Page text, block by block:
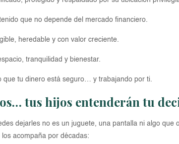
que no depende del mercado financiero.
heredable y con valor creciente.
tranquilidad y bienestar.
que tu dinero está seguro… y trabajando por ti.
tus hijos entenderán tu
dejarles no es un juguete, una pantalla ni algo que
los acompaña por décadas: